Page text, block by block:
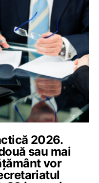
2026.
sau mai
vor